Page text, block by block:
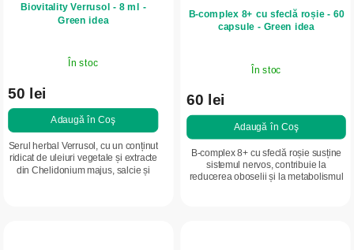
Biovitality Verrusol - 8 ml -
Green idea
În stoc
50 lei
Adaugă în Coş
Serul herbal Verrusol, cu un conținut
ridicat de uleiuri vegetale și extracte
din Chelidonium majus, salcie și
B-complex 8+ cu sfeclă roșie - 60
capsule - Green idea
În stoc
60 lei
Adaugă în Coş
B-complex 8+ cu sfeclă roșie susține
sistemul nervos, contribuie la
reducerea oboselii și la metabolismul